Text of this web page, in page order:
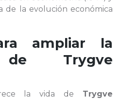
de la evolución económica
ampliar la
de Trygve
la vida de Trygve